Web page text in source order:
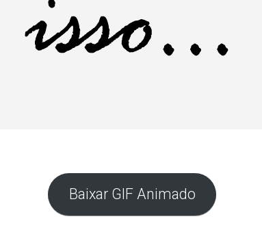
Baixar GIF Animado